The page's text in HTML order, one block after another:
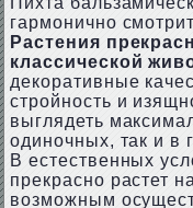
гармонично
Растения
классической
декоративные
стройность и
выглядеть
одиночных, так и в
В естественных
прекрасно растет
возможным